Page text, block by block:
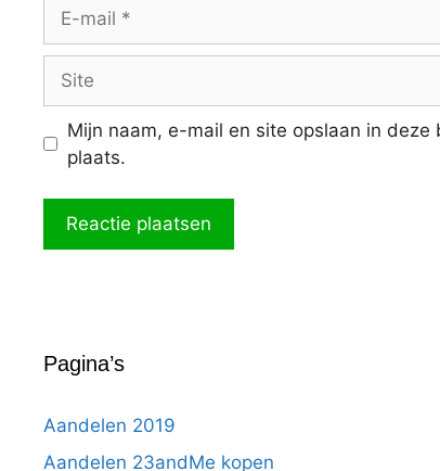
mail
Mijn naam, e-mail en site opslaan in
plaats.
Pagina’s
Aandelen 2019
Aandelen 23andMe kopen